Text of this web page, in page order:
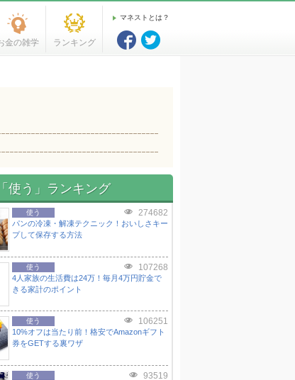
金の雑学 ランキング
マネストとは？
「使う」ランキング
使う 274682
パンの冷凍・解凍テクニック！おいしさキー
プして保存する方法
使う 107268
4人家族の生活費は24万！毎月4万円貯金で
きる家計のポイント
使う 106251
10%オフは当たり前！格安でAmazonギフト
券をGETする裏ワザ
使う 93519